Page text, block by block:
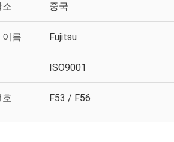
소 중국
이름 Fujitsu
ISO9001
호 F53 / F56